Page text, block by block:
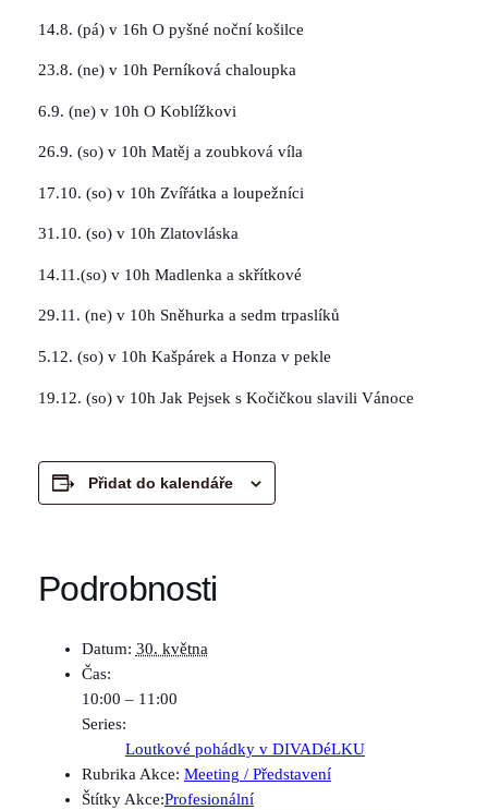
14.8. (pá) v 16h O pyšné noční košilce
23.8. (ne) v 10h Perníková chaloupka
6.9. (ne) v 10h O Koblížkovi
26.9. (so) v 10h Matěj a zoubková víla
17.10. (so) v 10h Zvířátka a loupežníci
31.10. (so) v 10h Zlatovláska
14.11.(so) v 10h Madlenka a skřítkové
29.11. (ne) v 10h Sněhurka a sedm trpaslíků
5.12. (so) v 10h Kašpárek a Honza v pekle
19.12. (so) v 10h Jak Pejsek s Kočičkou slavili Vánoce
Přidat do kalendáře
Podrobnosti
Datum: 30. května
Čas:
10:00 – 11:00
Series:
Loutkové pohádky v DIVADéLKU
Rubrika Akce: Meeting / Představení
Štítky Akce:Profesionální